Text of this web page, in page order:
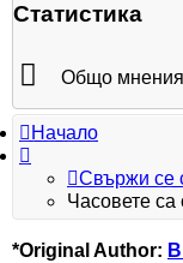
Статистика
Общо мнения
Начало
Свържи се
Часовете
*Original Author: